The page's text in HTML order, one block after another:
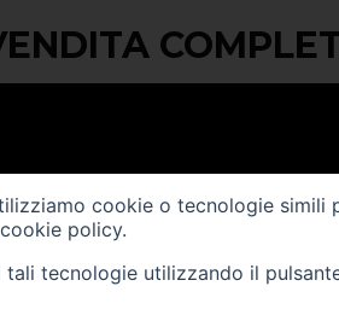
al soccorso stradale
cookie o tecnologie simili
cookie policy.
tali tecnologie utilizzando il